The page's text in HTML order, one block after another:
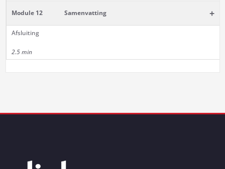
Module 12 Samenvatting +
Afsluiting
2.5 min